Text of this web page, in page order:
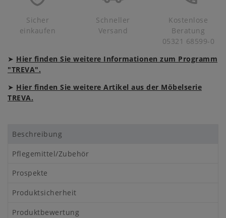
Sicher
einkaufen
Schneller
Versand
Kostenlose
Beratung
05321 68599-0
➤ Hier finden Sie weitere Informationen zum Programm
"TREVA".
➤ Hier finden Sie weitere Artikel aus der Möbelserie
TREVA.
Beschreibung
Pflegemittel/Zubehör
Prospekte
Produktsicherheit
Produktbewertung